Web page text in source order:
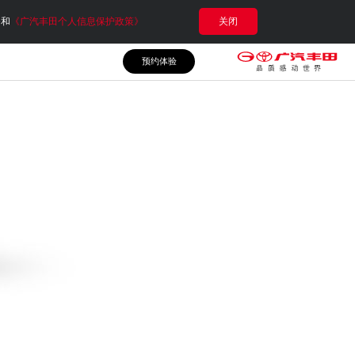
《广汽丰田个人信息保护政策》 关闭
预约体验